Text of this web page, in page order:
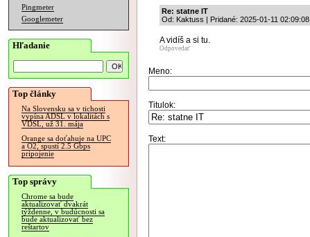
Pingmeter
Googlemeter
Hľadanie
Top články
Na Slovensku sa v tichosti
vypína ADSL v lokalitách s
VDSL, už 31. mája
Orange sa doťahuje na UPC
a O2, spustí 2.5 Gbps
pripojenie
Top správy
Chrome sa bude
aktualizovať dvakrát
týždenne, v budúcnosti sa
bude aktualizovať bez
reštartov
Re: statne IT
Od: Kaktuss | Pridané: 2025-01-11 02:09:08
A vidíš a si tu.
Odpovedať
Meno:
Titulok:
Text: